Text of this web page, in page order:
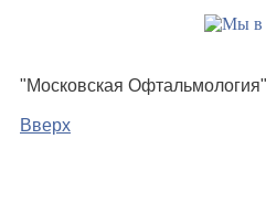
"Московская
Вверх